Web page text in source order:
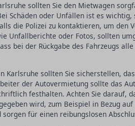
sollten Sie den Mietwagen
Schäden oder Unfällen ist es
die Polizei zu kontaktieren, um den
Unfallberichte oder Fotos, sollten
bei der Rückgabe des Fahrzeugs
Karlsruhe sollten Sie sicherstellen,
der Autovermietung sollte das
festhalten. Achten Sie darauf,
wird, zum Beispiel in Bezug
sorgen für einen reibungslosen